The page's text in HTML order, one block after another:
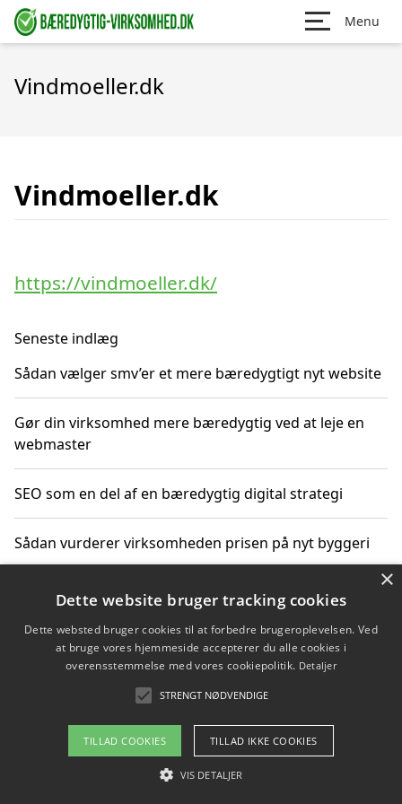
Menu
Vindmoeller.dk
Vindmoeller.dk
https://vindmoeller.dk/
Seneste indlæg
Sådan vælger smv’er et mere bæredygtigt nyt website
Gør din virksomhed mere bæredygtig ved at leje en
webmaster
SEO som en del af en bæredygtig digital strategi
Sådan vurderer virksomheden prisen på nyt byggeri
Sådan får du hjælp til en hjemmeside uden binding
Copyright 2026 - Pilanto Aps
Om / kontakt
Blog Betingelser
×
Dette website bruger tracking cookies
Dette websted bruger cookies til at forbedre brugeroplevelsen. Ved
at bruge vores hjemmeside accepterer du alle cookies i
overensstemmelse med vores cookiepolitik. Detaljer
STRENGT NØDVENDIGE
TILLAD COOKIES TILLAD IKKE COOKIES
VIS DETALJER